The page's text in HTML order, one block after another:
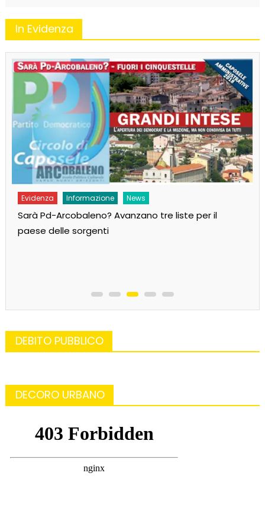
In Evidenza
Evidenza Informazione News
Sarà Pd-Arcobaleno? Avanzano tre liste per il
paese delle sorgenti
DEBITO PUBBLICO
DECORO URBANO